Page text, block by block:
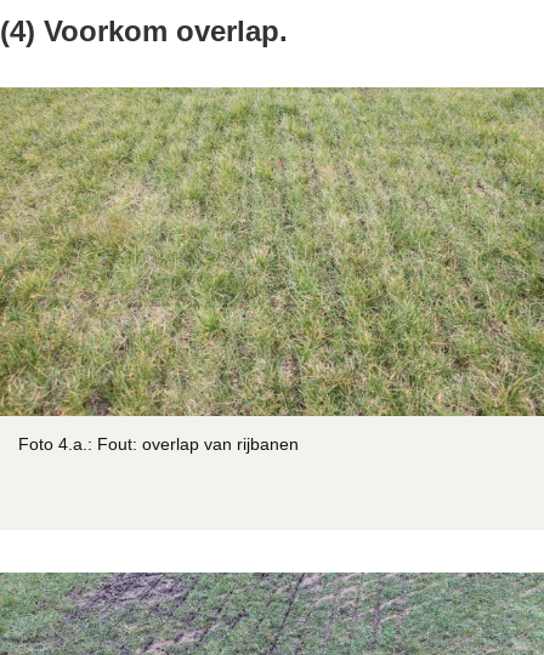
(4) Voorkom overlap.
Foto 4.a.: Fout: overlap van rijbanen